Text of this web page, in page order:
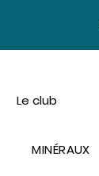
Le club
MINÉRAUX